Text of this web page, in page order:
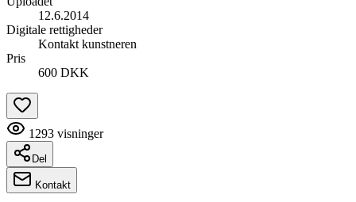
12.6.2014
Digitale rettigheder
Kontakt kunstneren
Pris
600 DKK
1293 visninger
Del
Kontakt